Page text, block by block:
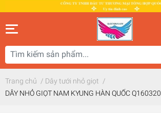
Trang chủ / Dây tưới nhỏ giọt /
DÂY NHỎ GIỌT NAM KYUNG HÀN QUỐC Q160320